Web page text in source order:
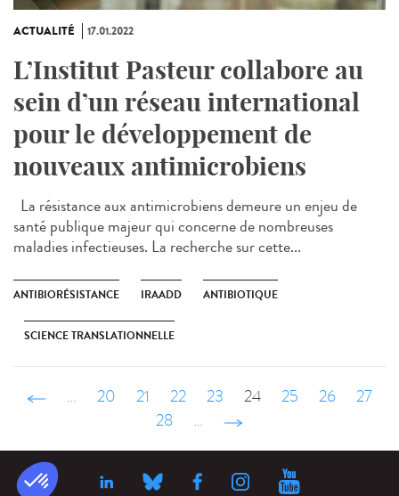
ACTUALITÉ 17.01.2022
L’Institut Pasteur collabore au
sein d’un réseau international
pour le développement de
nouveaux antimicrobiens
La résistance aux antimicrobiens demeure un enjeu de
santé publique majeur qui concerne de nombreuses
maladies infectieuses. La recherche sur cette...
ANTIBIORÉSISTANCE IRAADD ANTIBIOTIQUE
SCIENCE TRANSLATIONNELLE
‹ précédent
… 20 21 22 23 24 25 26
27
28
… suivant ›